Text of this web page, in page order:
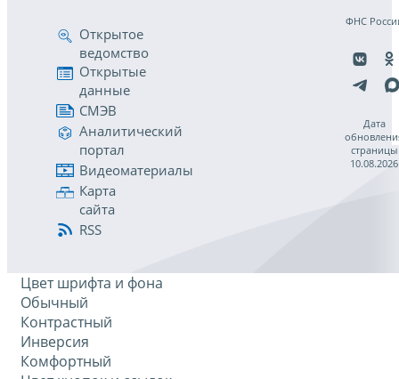
Открытое
ведомство
Открытые
данные
СМЭВ
Аналитический
портал
Видеоматериалы
Карта
сайта
RSS
ФНС
Дата
страницы
10.08.2026
Цвет шрифта и фона
Обычный
Контрастный
Инверсия
Комфортный